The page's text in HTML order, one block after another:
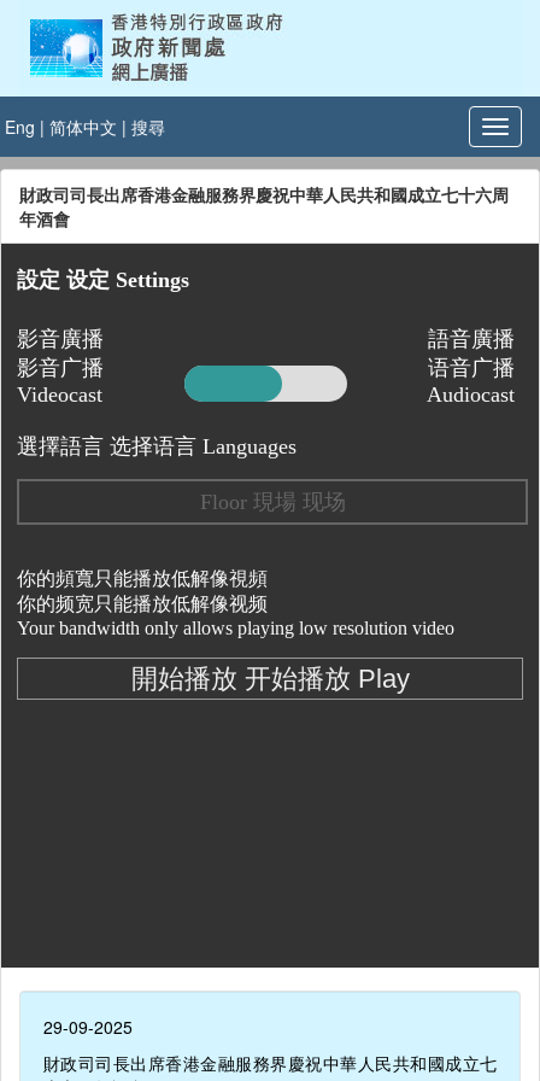
Eng | 简体中文 | 搜尋
財政司司長出席香港金融服務界慶祝中華人民共和國成立七十六周
年酒會
29-09-2025
財政司司長出席香港金融服務界慶祝中華人民共和國成立七